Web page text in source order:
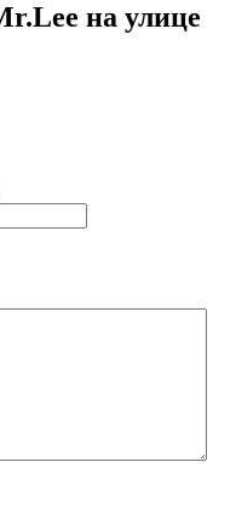
на улице